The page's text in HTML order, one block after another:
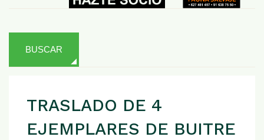
BUSCAR
TRASLADO DE 4
EJEMPLARES DE BUITRE